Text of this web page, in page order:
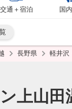
交通＋宿泊 国
長野県 軽井沢
上山田